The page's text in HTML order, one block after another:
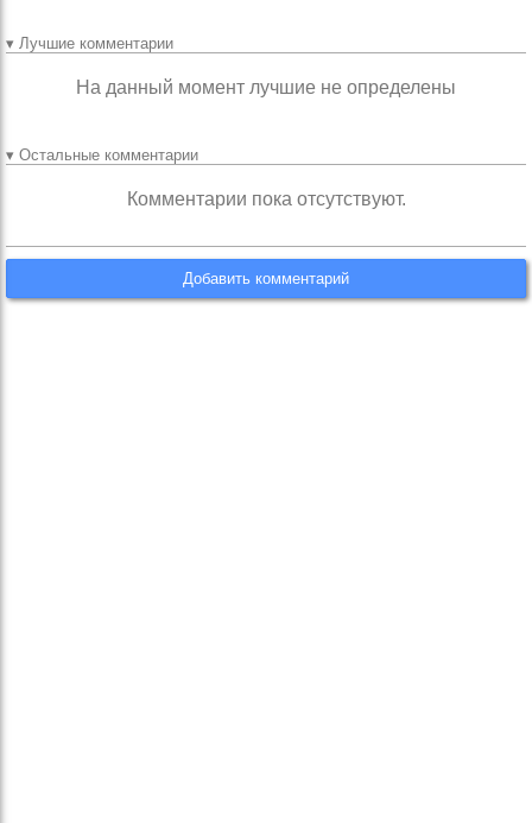
▾ Лучшие комментарии
На данный момент лучшие не определены
▾ Остальные комментарии
Комментарии пока отсутствуют.
Добавить комментарий